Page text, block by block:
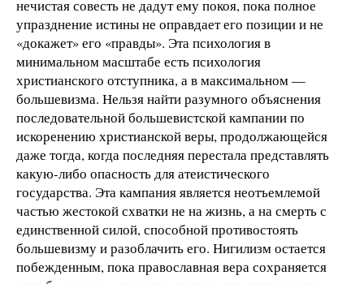
нечистая совесть не дадут ему покоя, пока полное
упразднение истины не оправдает его позиции и не
«докажет» его «правды». Эта психология в
минимальном масштабе есть психология
христианского отступника, а в максимальном —
большевизма. Нельзя найти разумного объяснения
последовательной большевистской кампании по
искоренению христианской веры, продолжающейся
даже тогда, когда последняя перестала представлять
какую-либо опасность для атеистического
государства. Эта кампания является неотъемлемой
частью жестокой схватки не на жизнь, а на смерть с
единственной силой, способной противостоять
большевизму и разоблачить его. Нигилизм остается
побежденным, пока православная вера сохраняется